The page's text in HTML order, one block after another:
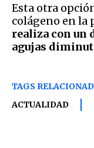
Esta otra
colágeno en la
realiza con un
agujas
TAGS
ACTUALIDAD